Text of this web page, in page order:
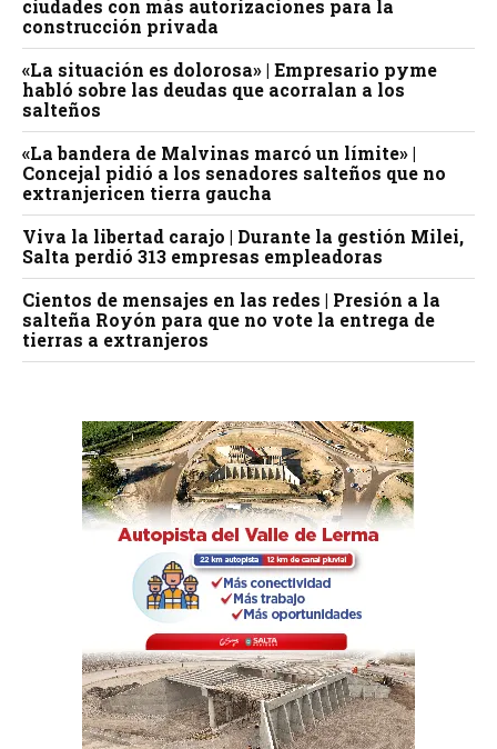
ciudades con más autorizaciones para la
construcción privada
«La situación es dolorosa» | Empresario pyme
habló sobre las deudas que acorralan a los
salteños
«La bandera de Malvinas marcó un límite» |
Concejal pidió a los senadores salteños que no
extranjericen tierra gaucha
Viva la libertad carajo | Durante la gestión Milei,
Salta perdió 313 empresas empleadoras
Cientos de mensajes en las redes | Presión a la
salteña Royón para que no vote la entrega de
tierras a extranjeros